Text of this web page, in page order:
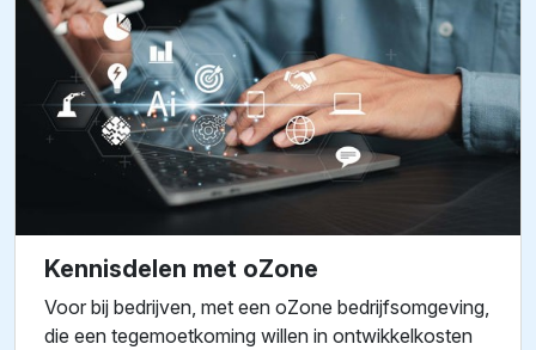
Kennisdelen met oZone
Voor bij bedrijven, met een oZone bedrijfsomgeving,
die een tegemoetkoming willen in ontwikkelkosten